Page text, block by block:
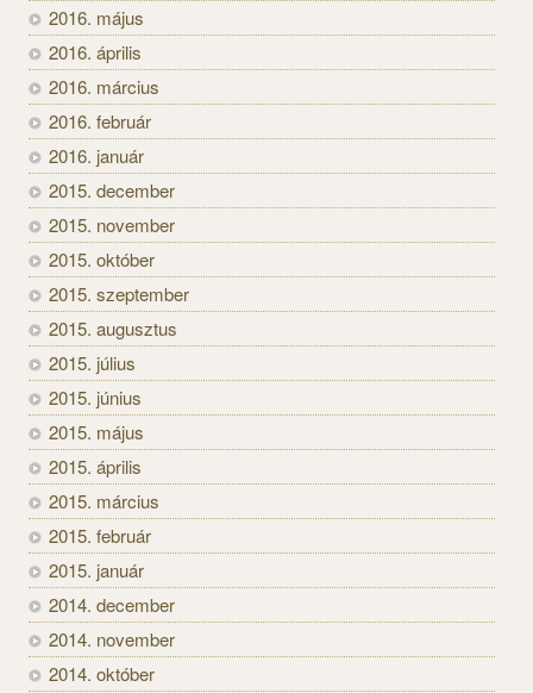
2016. május
2016. április
2016. március
2016. február
2016. január
2015. december
2015. november
2015. október
2015. szeptember
2015. augusztus
2015. július
2015. június
2015. május
2015. április
2015. március
2015. február
2015. január
2014. december
2014. november
2014. október